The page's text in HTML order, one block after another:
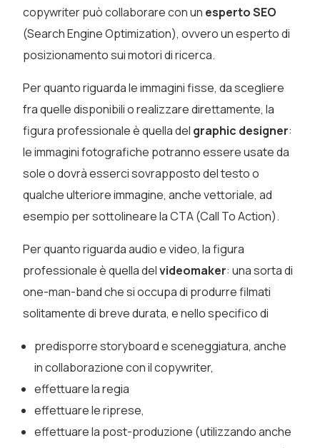
copywriter può collaborare con un esperto SEO
(Search Engine Optimization), ovvero un esperto di
posizionamento sui motori di ricerca.
Per quanto riguarda le immagini fisse, da scegliere
fra quelle disponibili o realizzare direttamente, la
figura professionale è quella del graphic designer:
le immagini fotografiche potranno essere usate da
sole o dovrà esserci sovrapposto del testo o
qualche ulteriore immagine, anche vettoriale, ad
esempio per sottolineare la CTA (Call To Action).
Per quanto riguarda audio e video, la figura
professionale è quella delvideomaker: una sorta di
one-man-band che si occupa di produrre filmati
solitamente di breve durata, e nello specifico di
predisporre storyboard e sceneggiatura, anche
in collaborazione con il copywriter,
effettuare la regia
effettuare le riprese,
effettuare la post-produzione (utilizzando anche